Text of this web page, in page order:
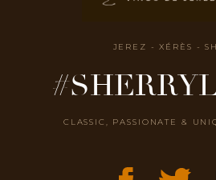
JEREZ - XÉRÈS -
CLASSIC, PASSIONATE &